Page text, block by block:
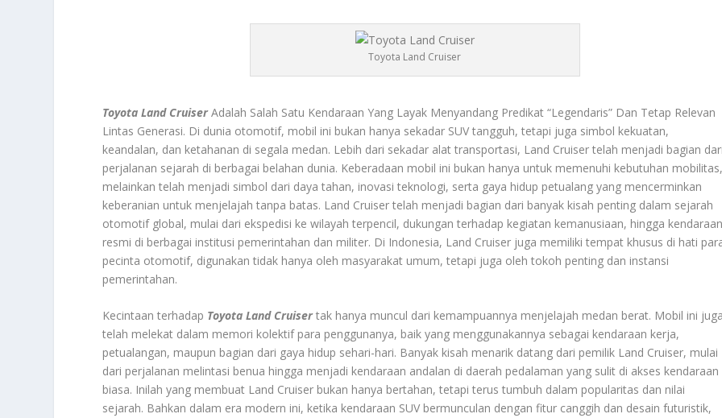
Toyota Land Cruiser
Toyota Land CruiserAdalah Salah Satu Kendaraan Yang Layak Menyandang Predikat “Legendaris” Dan Tetap Relevan
Lintas Generasi. Di dunia otomotif, mobil ini bukan hanya sekadar SUV tangguh, tetapi juga simbol kekuatan,
keandalan, dan ketahanan di segala medan. Lebih dari sekadar alat transportasi, Land Cruiser telah menjadi bagian
perjalanan sejarah di berbagai belahan dunia. Keberadaan mobil ini bukan hanya untuk memenuhi kebutuhan
melainkan telah menjadi simbol dari daya tahan, inovasi teknologi, serta gaya hidup petualang yang mencerminkan
keberanian untuk menjelajah tanpa batas. Land Cruiser telah menjadi bagian dari banyak kisah penting dalam sejarah
otomotif global, mulai dari ekspedisi ke wilayah terpencil, dukungan terhadap kegiatan kemanusiaan, hingga
resmi di berbagai institusi pemerintahan dan militer. Di Indonesia, Land Cruiser juga memiliki tempat khusus di hati
pecinta otomotif, digunakan tidak hanya oleh masyarakat umum, tetapi juga oleh tokoh penting dan instansi
pemerintahan.
Kecintaan terhadap Toyota Land Cruisertak hanya muncul dari kemampuannya menjelajah medan berat. Mobil ini
telah melekat dalam memori kolektif para penggunanya, baik yang menggunakannya sebagai kendaraan kerja,
petualangan, maupun bagian dari gaya hidup sehari-hari. Banyak kisah menarik datang dari pemilik Land Cruiser, mulai
dari perjalanan melintasi benua hingga menjadi kendaraan andalan di daerah pedalaman yang sulit di akses kendaraan
biasa. Inilah yang membuat Land Cruiser bukan hanya bertahan, tetapi terus tumbuh dalam popularitas dan nilai
sejarah. Bahkan dalam era modern ini, ketika kendaraan SUV bermunculan dengan fitur canggih dan desain futuristik,